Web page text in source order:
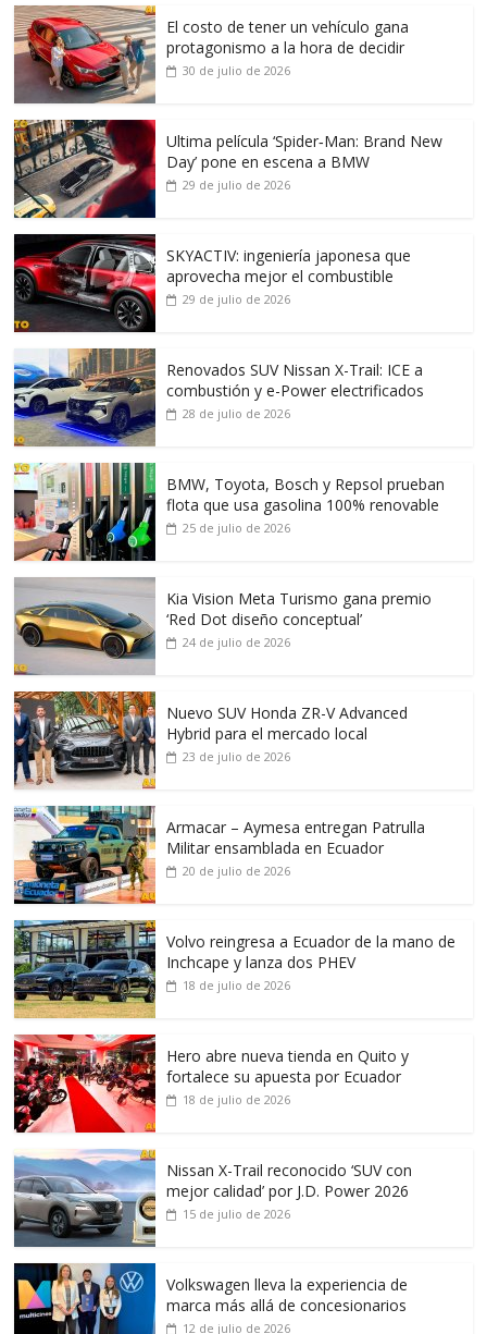
El costo de tener un vehículo gana
protagonismo a la hora de decidir
30 de julio de 2026
Ultima película ‘Spider‑Man: Brand New
Day’ pone en escena a BMW
29 de julio de 2026
SKYACTIV: ingeniería japonesa que
aprovecha mejor el combustible
29 de julio de 2026
Renovados SUV Nissan X-Trail: ICE a
combustión y e-Power electrificados
28 de julio de 2026
BMW, Toyota, Bosch y Repsol prueban
flota que usa gasolina 100% renovable
25 de julio de 2026
Kia Vision Meta Turismo gana premio
‘Red Dot diseño conceptual’
24 de julio de 2026
Nuevo SUV Honda ZR-V Advanced
Hybrid para el mercado local
23 de julio de 2026
Armacar – Aymesa entregan Patrulla
Militar ensamblada en Ecuador
20 de julio de 2026
Volvo reingresa a Ecuador de la mano de
Inchcape y lanza dos PHEV
18 de julio de 2026
Hero abre nueva tienda en Quito y
fortalece su apuesta por Ecuador
18 de julio de 2026
Nissan X-Trail reconocido ‘SUV con
mejor calidad’ por J.D. Power 2026
15 de julio de 2026
Volkswagen lleva la experiencia de
marca más allá de concesionarios
12 de julio de 2026